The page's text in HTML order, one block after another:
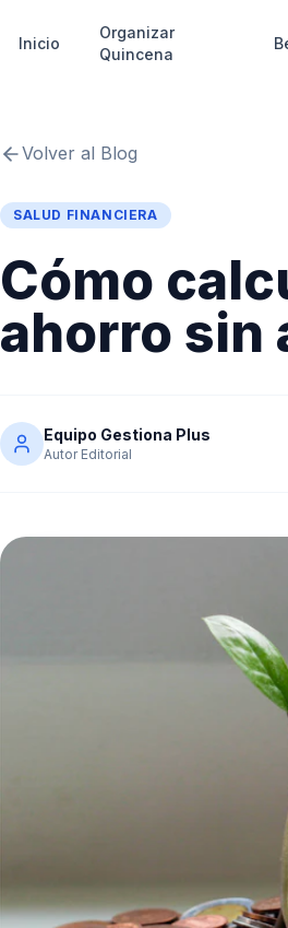
Inicio
Organizar
Quincena
Volver al Blog
SALUD FINANCIERA
Cómo
ahorro sin
Equipo Gestiona Plus
Autor Editorial